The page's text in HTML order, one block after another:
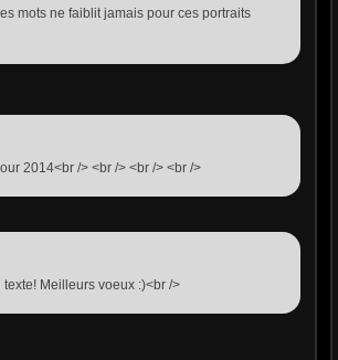
mots ne faiblit jamais pour ces portraits
2014<br /> <br /> <br /> <br />
Meilleurs voeux :)<br />